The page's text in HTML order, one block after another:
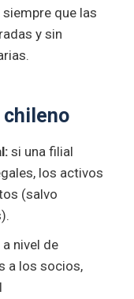
que las
y sin
si una filial
los activos
(salvo
nivel de
a los socios,